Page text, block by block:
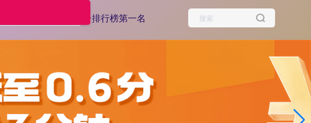
配资平台排行榜第一名